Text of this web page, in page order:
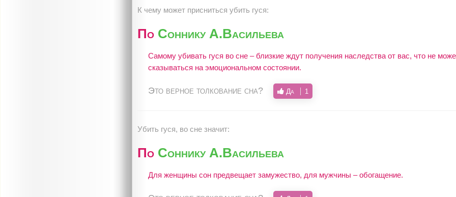
К чему может присниться убить гуся:
По Соннику А.Васильева
Самому убивать гуся во сне – близкие ждут получения наследства от вас, что не
сказываться на эмоциональном состоянии.
Это верное толкование сна? Да 1
Убить гуся, во сне значит:
По Соннику А.Васильева
Для женщины сон предвещает замужество, для мужчины – обогащение.